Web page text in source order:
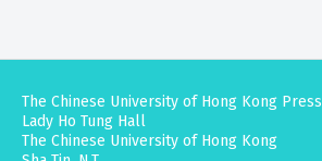
The Chinese University of Hong Kong Press
Lady Ho Tung Hall
The Chinese University of Hong Kong